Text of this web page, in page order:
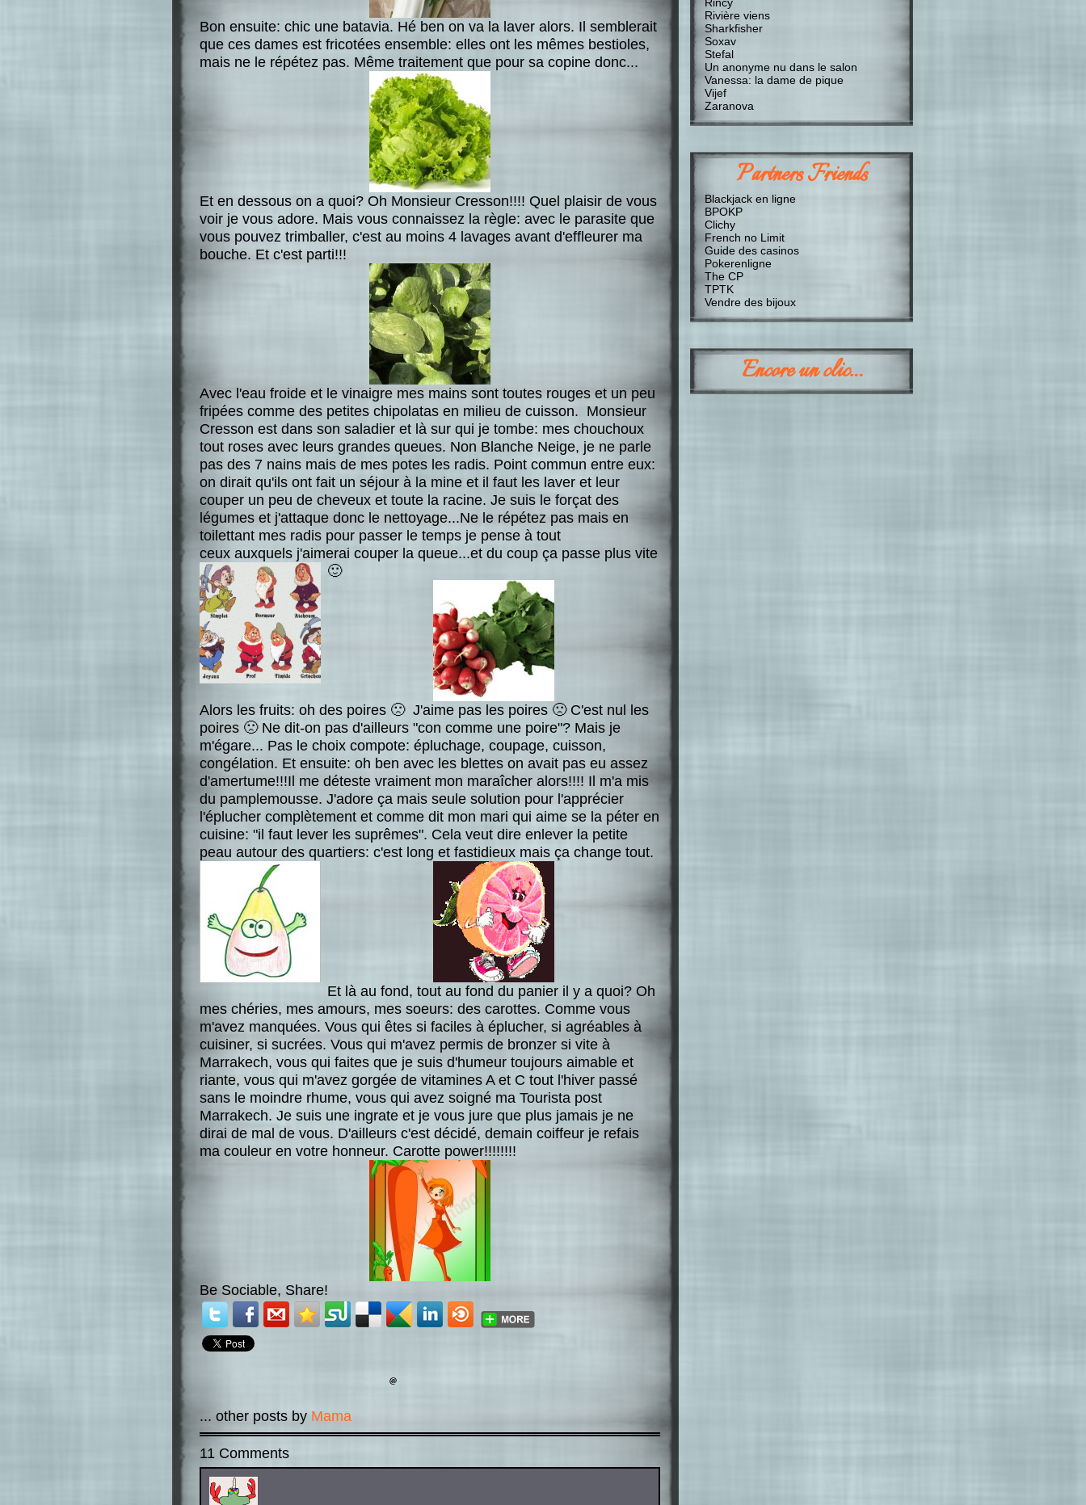
Bon ensuite: chic une batavia. Hé ben on va la laver alors. Il semblerait
que ces dames est fricotées ensemble: elles ont les mêmes bestioles,
mais ne le répétez pas. Même traitement que pour sa copine donc...
Et en dessous on a quoi? Oh Monsieur Cresson!!!! Quel plaisir de vous
voir je vous adore. Mais vous connaissez la règle: avec le parasite que
vous pouvez trimballer, c'est au moins 4 lavages avant d'effleurer ma
bouche. Et c'est parti!!!
Avec l'eau froide et le vinaigre mes mains sont toutes rouges et un peu
fripées comme des petites chipolatas en milieu de cuisson. Monsieur
Cresson est dans son saladier et là sur qui je tombe: mes chouchoux
tout roses avec leurs grandes queues. Non Blanche Neige, je ne parle
pas des 7 nains mais de mes potes les radis. Point commun entre eux:
on dirait qu'ils ont fait un séjour à la mine et il faut les laver et leur
couper un peu de cheveux et toute la racine. Je suis le forçat des
légumes et j'attaque donc le nettoyage...Ne le répétez pas mais en
toilettant mes radis pour passer le temps je pense à tout
ceux auxquels j'aimerai couper la queue...et du coup ça passe plus vite
🙂
Alors les fruits: oh des poires 🙁 J'aime pas les poires 🙁 C'est nul les
poires 🙁 Ne dit-on pas d'ailleurs "con comme une poire"? Mais je
m'égare... Pas le choix compote: épluchage, coupage, cuisson,
congélation. Et ensuite: oh ben avec les blettes on avait pas eu assez
d'amertume!!!Il me déteste vraiment mon maraîcher alors!!!! Il m'a mis
du pamplemousse. J'adore ça mais seule solution pour l'apprécier
l'éplucher complètement et comme dit mon mari qui aime se la péter en
cuisine: "il faut lever les suprêmes". Cela veut dire enlever la petite
peau autour des quartiers: c'est long et fastidieux mais ça change tout.
Et là au fond, tout au fond du panier il y a quoi? Oh
mes chéries, mes amours, mes soeurs: des carottes. Comme vous
m'avez manquées. Vous qui êtes si faciles à éplucher, si agréables à
cuisiner, si sucrées. Vous qui m'avez permis de bronzer si vite à
Marrakech, vous qui faites que je suis d'humeur toujours aimable et
riante, vous qui m'avez gorgée de vitamines A et C tout l'hiver passé
sans le moindre rhume, vous qui avez soigné ma Tourista post
Marrakech. Je suis une ingrate et je vous jure que plus jamais je ne
dirai de mal de vous. D'ailleurs c'est décidé, demain coiffeur je refais
ma couleur en votre honneur. Carotte power!!!!!!!!
Be Sociable, Share!
... other posts by Mama
11 Comments
Rivière viens
Sharkfisher
Soxav
Stefal
Un anonyme nu dans le salon
Vanessa: la dame de pique
Vijef
Zaranova
Partners Friends
Blackjack en ligne
BPOKP
Clichy
French no Limit
Guide des casinos
Pokerenligne
The CP
TPTK
Vendre des bijoux
Encore un clic…